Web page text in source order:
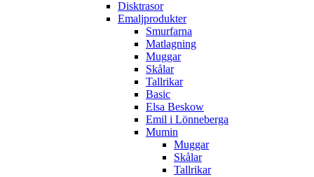
Disktrasor
Emaljprodukter
Smurfarna
Matlagning
Muggar
Skålar
Tallrikar
Basic
Elsa Beskow
Emil i Lönneberga
Mumin
Muggar
Skålar
Tallrikar